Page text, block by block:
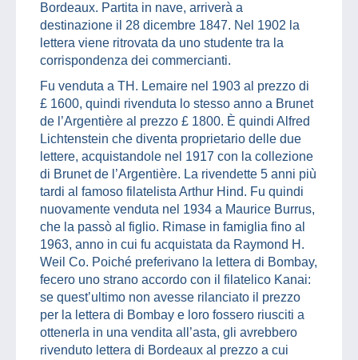
Bordeaux. Partita in nave, arriverà a
destinazione il 28 dicembre 1847. Nel 1902 la
lettera viene ritrovata da uno studente tra la
corrispondenza dei commercianti.
Fu venduta a TH. Lemaire nel 1903 al prezzo di
£ 1600, quindi rivenduta lo stesso anno a Brunet
de l’Argentière al prezzo £ 1800. È quindi Alfred
Lichtenstein che diventa proprietario delle due
lettere, acquistandole nel 1917 con la collezione
di Brunet de l’Argentière. La rivendette 5 anni più
tardi al famoso filatelista Arthur Hind. Fu quindi
nuovamente venduta nel 1934 a Maurice Burrus,
che la passò al figlio. Rimase in famiglia fino al
1963, anno in cui fu acquistata da Raymond H.
Weil Co. Poiché preferivano la lettera di Bombay,
fecero uno strano accordo con il filatelico Kanai:
se quest’ultimo non avesse rilanciato il prezzo
per la lettera di Bombay e loro fossero riusciti a
ottenerla in una vendita all’asta, gli avrebbero
rivenduto lettera di Bordeaux al prezzo a cui